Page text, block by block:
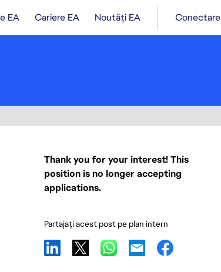
EA Cariere EA Noutăți EA Conectare
Thank you for your interest! This
position is no longer accepting
applications.
Partajați acest post pe plan intern